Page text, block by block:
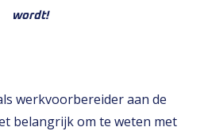
wordt!
werkvoorbereider aan de
belangrijk om te weten met